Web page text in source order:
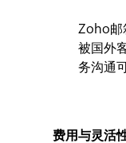
Zoho邮
被国外
务沟通
费用与灵活